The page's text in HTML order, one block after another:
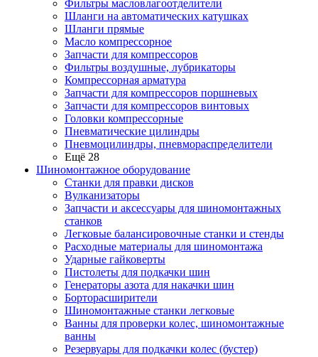
Фильтры масловлагоотделители
Шланги на автоматических катушках
Шланги прямые
Масло компрессорное
Запчасти для компрессоров
Фильтры воздушные, лубрикаторы
Компрессорная арматура
Запчасти для компрессоров поршневых
Запчасти для компрессоров винтовых
Головки компрессорные
Пневматические цилиндры
Пневмоцилиндры, пневмораспределители
Ещё 28
Шиномонтажное оборудование
Станки для правки дисков
Вулканизаторы
Запчасти и аксессуары для шиномонтажных
станков
Легковые балансировочные станки и стенды
Расходные материалы для шиномонтажа
Ударные гайковерты
Пистолеты для подкачки шин
Генераторы азота для накачки шин
Борторасширители
Шиномонтажные станки легковые
Ванны для проверки колес, шиномонтажные
ванны
Резервуары для подкачки колес (бустер)